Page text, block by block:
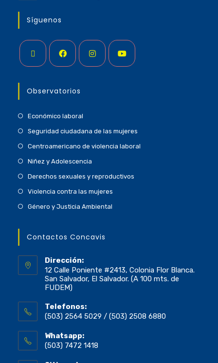
Síguenos
Observatorios
Económico laboral
Seguridad ciudadana de las mujeres
Centroamericano de violencia laboral
Niñez y Adolescencia
Derechos sexuales y reproductivos
Violencia contra las mujeres
Género y Justicia Ambiental
Contactos Concavis
Dirección:
12 Calle Poniente #2413, Colonia Flor Blanca.
San Salvador, El Salvador. (A 100 mts. de
FUDEM)
Telefonos:
(503) 2564 5029 / (503) 2508 6880
Whatsapp:
(503) 7472 1418